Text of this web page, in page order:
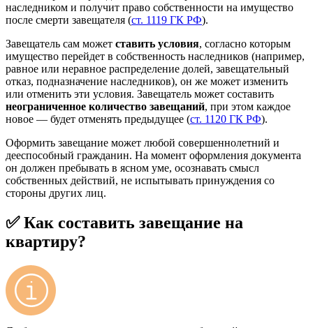
наследником и получит право собственности на имущество
после смерти завещателя (ст. 1119 ГК РФ).
Завещатель сам может ставить условия, согласно которым
имущество перейдет в собственность наследников (например,
равное или неравное распределение долей, завещательный
отказ, подназначение наследников), он же может изменить
или отменить эти условия. Завещатель может составить
неограниченное количество завещаний, при этом каждое
новое — будет отменять предыдущее (ст. 1120 ГК РФ).
Оформить завещание может любой совершеннолетний и
дееспособный гражданин. На момент оформления документа
он должен пребывать в ясном уме, осознавать смысл
собственных действий, не испытывать принуждения со
стороны других лиц.
✅ Как составить завещание на
квартиру?